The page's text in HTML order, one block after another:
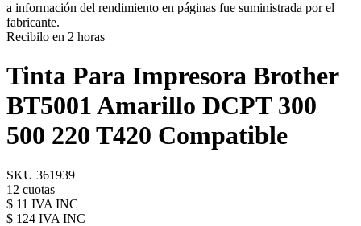
a información del rendimiento en páginas fue suministrada por el
fabricante.
Recibilo en 2 horas
Tinta Para Impresora Brother
BT5001 Amarillo DCPT 300
500 220 T420 Compatible
SKU 361939
12 cuotas
$ 11 IVA INC
$ 124 IVA INC